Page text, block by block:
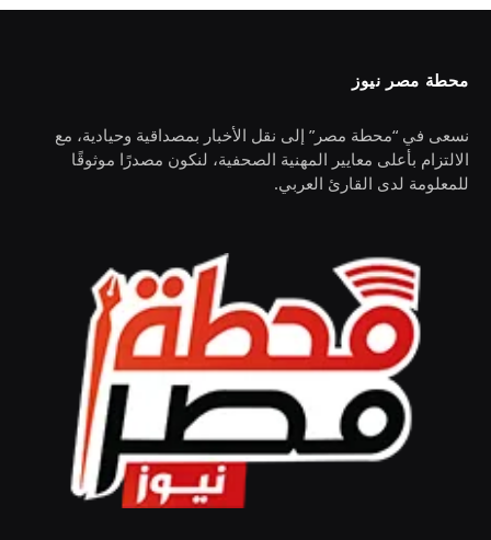
محطة مصر نيوز
نسعى في “محطة مصر” إلى نقل الأخبار بمصداقية وحيادية، مع
الالتزام بأعلى معايير المهنية الصحفية، لنكون مصدرًا موثوقًا
للمعلومة لدى القارئ العربي.